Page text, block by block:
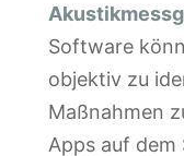
Software
objektiv zu
Maßnahmen
Apps auf